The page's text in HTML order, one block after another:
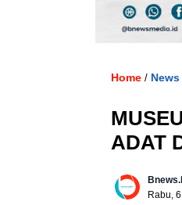
Home / News
ADAT
Rabu,